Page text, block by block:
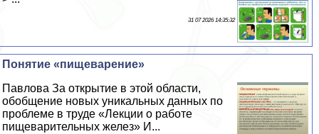
31 07 2026 14:35:32
Понятие «пищеварение»
Павлова За открытие в этой области,
обобщение новых уникальных данных по
проблеме в труде «Лекции о работе
пищеварительных желез» И...